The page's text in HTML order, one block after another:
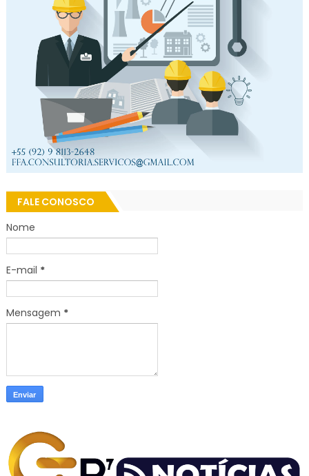
FALE CONOSCO
Nome
E-mail *
Mensagem *